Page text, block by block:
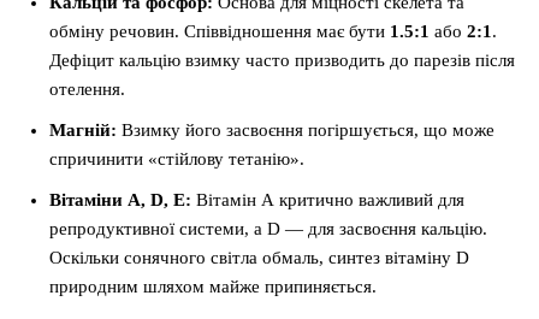
обміну речовин. Співвідношення має бути 1.5:1 або 2:1 .
Дефіцит кальцію взимку часто призводить до парезів після
отелення.
Магній: Взимку його засвоєння погіршується, що може
спричинити «стійлову тетанію».
Вітаміни A, D, E: Вітамін А критично важливий для
репродуктивної системи, а D — для засвоєння кальцію.
Оскільки сонячного світла обмаль, синтез вітаміну D
природним шляхом майже припиняється.